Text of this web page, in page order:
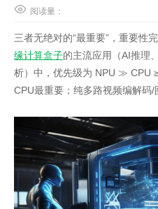
 阅读量：
三者无绝对的“最重要”，重要性
缘计算盒子的主流应用（AI推理
析）中，优先级为 NPU ≫ CPU
CPU最重要；纯多路视频编解码/